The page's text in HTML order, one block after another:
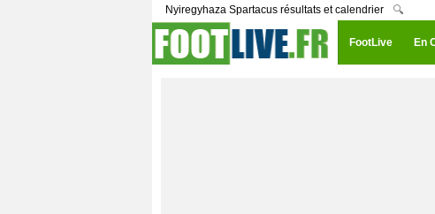
Nyiregyhaza Spartacus résultats et calendrier 🔍
FootLive En